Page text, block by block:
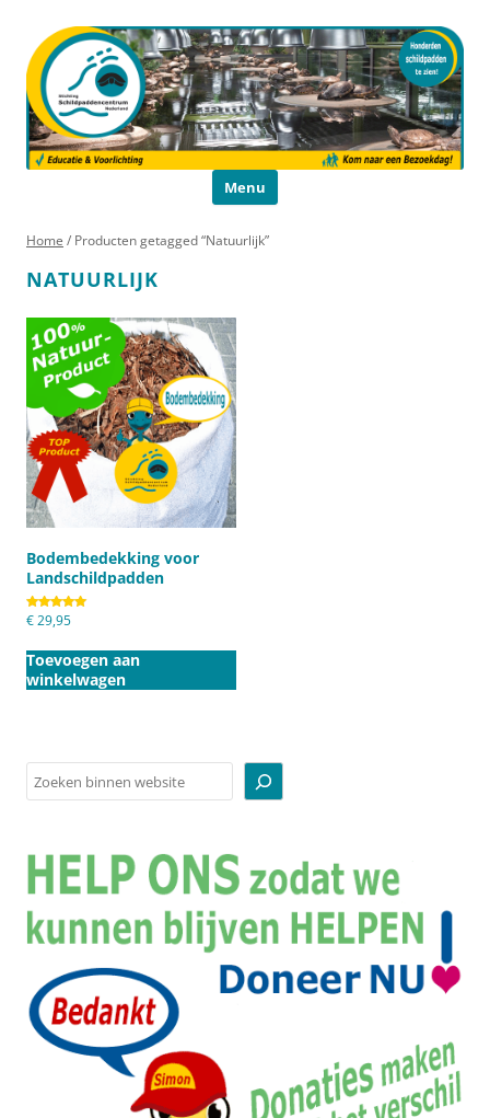
Menu
Home / Producten getagged “Natuurlijk”
NATUURLIJK
Bodembedekking voor
Landschildpadden
Gewaardeerd
5.00
€29,95
Toevoegen aan
winkelwagen
Zoeken